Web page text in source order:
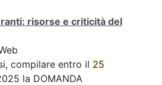
risorse e criticità del
compilare entro il 25
la DOMANDA